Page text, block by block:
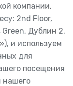
компании,
2nd Floor,
Green, Дублин 2,
и используем
для
посещения
нашего